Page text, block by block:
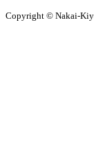
Copyright © Nakai-